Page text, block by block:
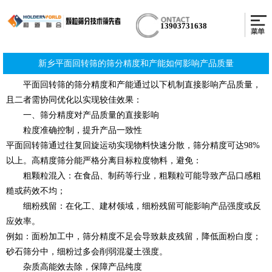
13903731638
新乡平面回转筛的筛分精度和产能如何影响产品质量
平面回转筛的筛分精度和产能通过以下机制直接影响产品质量，
且二者需协同优化以实现较佳效果：
一、筛分精度对产品质量的直接影响
粒度准确控制，提升产品一致性
平面回转筛通过往复回旋运动实现物料快速分散，筛分精度可达98%
以上。高精度筛分能严格分离目标粒度物料，避免：
粗颗粒混入：在食品、制药等行业，粗颗粒可能导致产品口感粗
糙或药效不均；
细粉残留：在化工、建材领域，细粉残留可能影响产品强度或反
应效率。
例如：面粉加工中，筛分精度不足会导致麸皮残留，降低面粉白度；
砂石筛分中，细粉过多会削弱混凝土强度。
杂质高能效去除，保障产品纯度